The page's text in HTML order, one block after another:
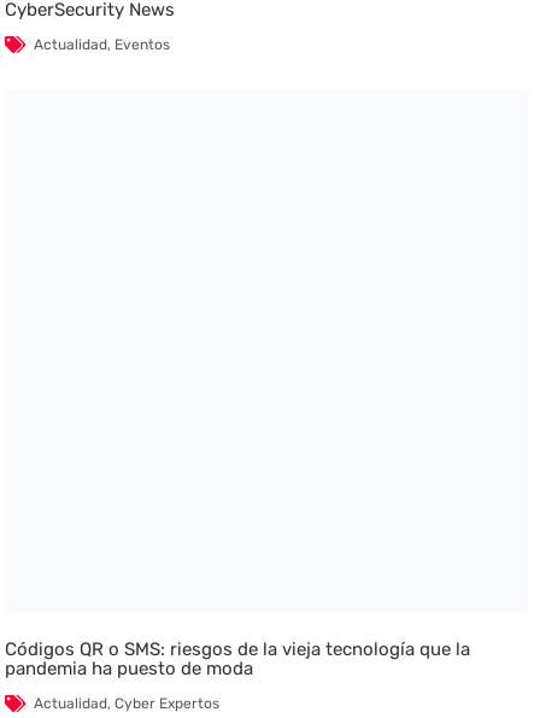
CyberSecurity News
Actualidad, Eventos
Códigos QR o SMS: riesgos de la vieja tecnología que la
pandemia ha puesto de moda
Actualidad,Cyber Expertos